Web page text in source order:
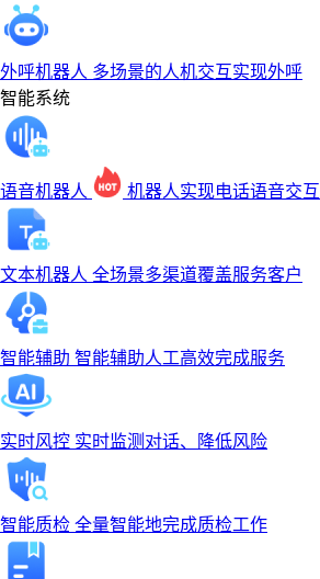
外呼机器人 多场景的人机交互实现外呼
智能系统
语音机器人 机器人实现电话语音交互
文本机器人 全场景多渠道覆盖服务客户
智能辅助 智能辅助人工高效完成服务
实时风控 实时监测对话、降低风险
智能质检 全量智能地完成质检工作